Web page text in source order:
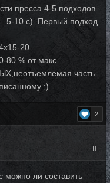
пресса 4-5 подходов
5-10 с). Первый подход
20.
80 % от макс.
часть.
;)
2
можно ли составить